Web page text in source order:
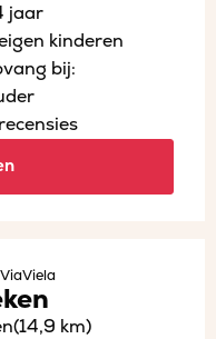
jaar
kinderen
bij:
(14,9 km)